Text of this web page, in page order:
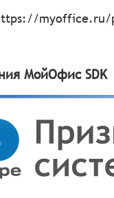
myoffice.ru/
МойОфис SDK